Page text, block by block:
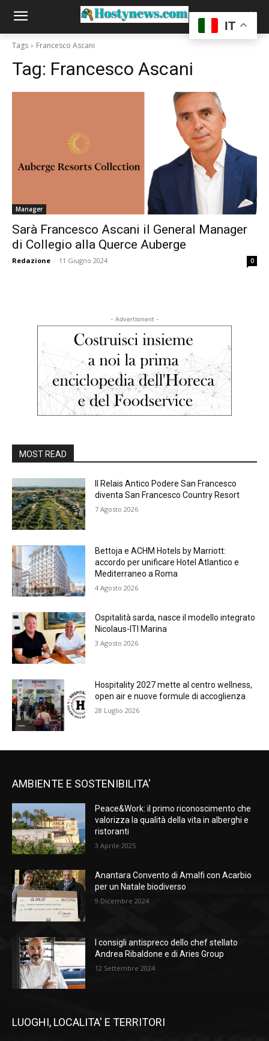
Tags Francesco Ascani
Tag: Francesco Ascani
Manager
Sarà Francesco Ascani il General Manager
di Collegio alla Querce Auberge
Redazione - 11 Giugno 2024 0
- Advertisment -
MOST READ
Il Relais Antico Podere San Francesco
diventa San Francesco Country Resort
7 Agosto 2026
Bettoja e ACHM Hotels by Marriott:
accordo per unificare Hotel Atlantico e
Mediterraneo a Roma
4 Agosto 2026
Ospitalità sarda, nasce il modello integrato
Nicolaus-ITI Marina
3 Agosto 2026
Hospitality 2027 mette al centro wellness,
open air e nuove formule di accoglienza
28 Luglio 2026
AMBIENTE E SOSTENIBILITA'
Peace&Work: il primo riconoscimento che
valorizza la qualità della vita in alberghi e
ristoranti
3 Aprile 2025
Anantara Convento di Amalfi con Acarbio
per un Natale biodiverso
9 Dicembre 2024
I consigli antispreco dello chef stellato
Andrea Ribaldone e di Aries Group
12 Settembre 2024
LUOGHI, LOCALITA' E TERRITORI
IT